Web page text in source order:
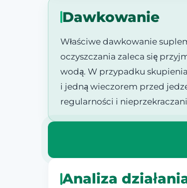
Dawkowanie
Właściwe dawkowanie
oczyszczania zaleca się
wodą. W przypadku
i jedną wieczorem przed
regularności i
Analiza